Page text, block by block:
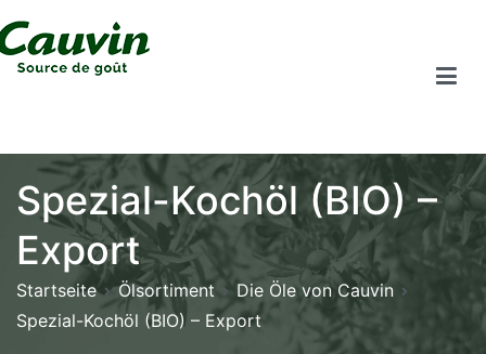
Spezial-Kochöl (BIO) –
Export
Startseite Ölsortiment
Die Öle von Cauvin
Spezial-Kochöl (BIO) – Export